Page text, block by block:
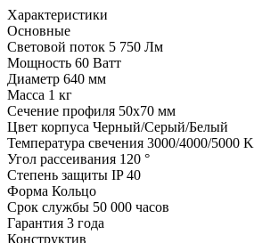
Характеристики
Основные
Световой поток 5 750 Лм
Мощность 60 Ватт
Диаметр 640 мм
Масса 1 кг
Сечение профиля 50х70 мм
Цвет корпуса Черный/Серый/Белый
Температура свечения 3000/4000/5000 K
Угол рассеивания 120 °
Степень защиты IP 40
Форма Кольцо
Срок службы 50 000 часов
Гарантия 3 года
Конструктив